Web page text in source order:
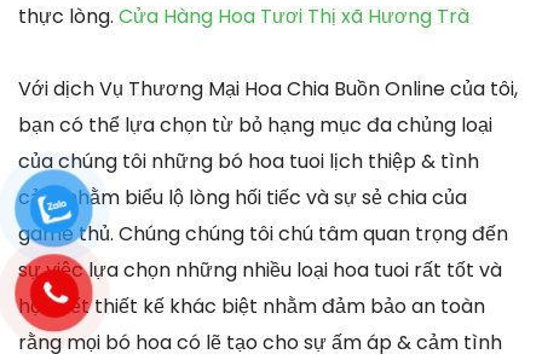
thực lòng. Cửa Hàng Hoa Tươi Thị xã Hương Trà
Với dịch Vụ Thương Mại Hoa Chia Buồn Online của tôi,
bạn có thể lựa chọn từ bỏ hạng mục đa chủng loại
của chúng tôi những bó hoa tuoi lịch thiệp & tình
cảm nhằm biểu lộ lòng hối tiếc và sự sẻ chia của
game thủ. Chúng chúng tôi chú tâm quan trọng đến
sự việc lựa chọn những nhiều loại hoa tuoi rất tốt và
họa tiết thiết kế khác biệt nhằm đảm bảo an toàn
rằng mọi bó hoa có lẽ tạo cho sự ấm áp & cảm tình